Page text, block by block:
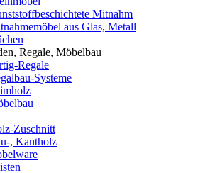
Mitnahm
aus Glas, Metall
Regale, Möbelbau
Regale
Systeme
Zuschnitt
, Kantholz